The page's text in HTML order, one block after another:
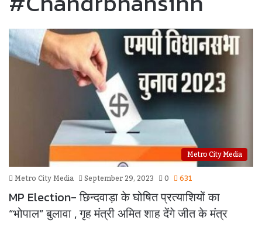
Metro City Media
Metro City Media
September 29, 2023 0 631
MP Election- छिन्दवाड़ा के घोषित प्रत्याशियों का
“भोपाल” बुलावा , गृह मंत्री अमित शाह देंगे जीत के मंत्र